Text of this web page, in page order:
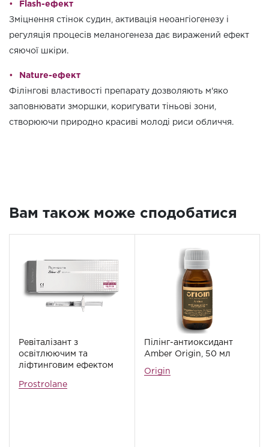
Flash-ефект
Зміцнення стінок судин, активація неоангіогенезу і
регуляція процесів меланогенеза дає виражений ефект
сяючої шкіри.
Naturе-ефект
Філінгові властивості препарату дозволяють м'яко
заповнювати зморшки, коригувати тіньові зони,
створюючи природно красиві молоді риси обличчя.
Вам також може сподобатися
Ревіталізант з
освітлюючим та
ліфтинговим ефектом
мл
Prostrolane
Пілінг-антиоксидант
Amber Origin, 50 мл
Origin